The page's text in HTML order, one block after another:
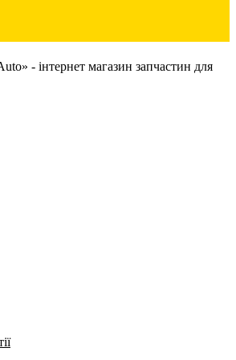
- інтернет магазин запчастин для